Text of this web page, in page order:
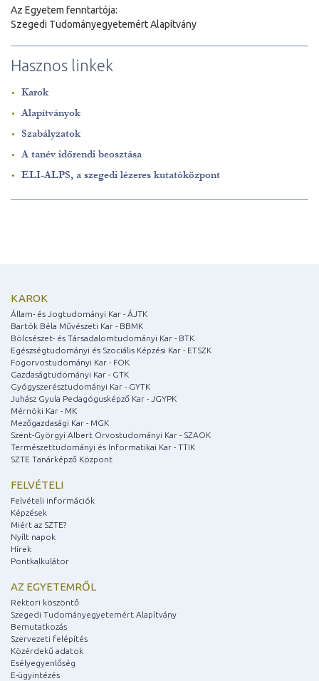
Az Egyetem fenntartója:
Szegedi Tudományegyetemért Alapítvány
Hasznos linkek
Karok
Alapítványok
Szabályzatok
A tanév időrendi beosztása
ELI-ALPS, a szegedi lézeres kutatóközpont
KAROK
Állam- és Jogtudományi Kar - ÁJTK
Bartók Béla Művészeti Kar - BBMK
Bölcsészet- és Társadalomtudományi Kar - BTK
Egészségtudományi és Szociális Képzési Kar - ETSZK
Fogorvostudományi Kar - FOK
Gazdaságtudományi Kar - GTK
Gyógyszerésztudományi Kar - GYTK
Juhász Gyula Pedagógusképző Kar - JGYPK
Mérnöki Kar - MK
Mezőgazdasági Kar - MGK
Szent-Györgyi Albert Orvostudományi Kar - SZAOK
Természettudományi és Informatikai Kar - TTIK
SZTE Tanárképző Központ
FELVÉTELI
Felvételi információk
Képzések
Miért az SZTE?
Nyílt napok
Hírek
Pontkalkulátor
AZ EGYETEMRŐL
Rektori köszöntő
Szegedi Tudományegyetemért Alapítvány
Bemutatkozás
Szervezeti felépítés
Közérdekű adatok
Esélyegyenlőség
E-ügyintézés